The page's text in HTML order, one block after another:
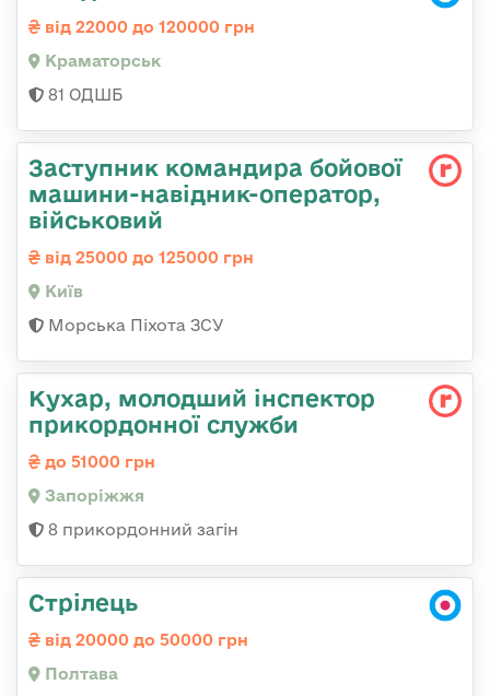
від 22000 до 120000 грн
Краматорськ
81 ОДШБ
Заступник командиpа бойової
машини-навідник-оператор,
військовий
від 25000 до 125000 грн
Київ
Морська Піхота ЗСУ
Кухар, молодший інспектор
прикордонної служби
до 51000 грн
Запоріжжя
8 прикордонний загін
Стрілець
від 20000 до 50000 грн
Полтава